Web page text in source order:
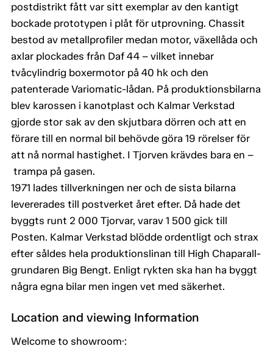
postdistrikt fått var sitt exemplar av den kantigt
bockade prototypen i plåt för utprovning. Chassit
bestod av metallprofiler medan motor, växellåda och
axlar plockades från Daf 44 – vilket innebar
tvåcylindrig boxermotor på 40 hk och den
patenterade Variomatic-lådan. På produktionsbilarna
blev karossen i kanotplast och Kalmar Verkstad
gjorde stor sak av den skjutbara dörren och att en
förare till en normal bil behövde göra 19 rörelser för
att nå normal hastighet. I Tjorven krävdes bara en –
trampa på gasen.
1971 lades tillverkningen ner och de sista bilarna
levererades till postverket året efter. Då hade det
byggts runt 2 000 Tjorvar, varav 1 500 gick till
Posten. Kalmar Verkstad blödde ordentligt och strax
efter såldes hela produktionslinan till High Chaparall-
grundaren Big Bengt. Enligt rykten ska han ha byggt
några egna bilar men ingen vet med säkerhet.
Location and viewing Information
Welcome to showroom·: